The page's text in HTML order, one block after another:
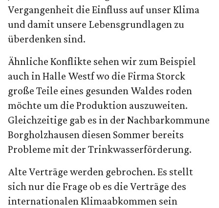
Vergangenheit die Einfluss auf unser Klima
und damit unsere Lebensgrundlagen zu
überdenken sind.
Ähnliche Konflikte sehen wir zum Beispiel
auch in Halle Westf wo die Firma Storck
große Teile eines gesunden Waldes roden
möchte um die Produktion auszuweiten.
Gleichzeitige gab es in der Nachbarkommune
Borgholzhausen diesen Sommer bereits
Probleme mit der Trinkwasserförderung.
Alte Verträge werden gebrochen. Es stellt
sich nur die Frage ob es die Verträge des
internationalen Klimaabkommen sein